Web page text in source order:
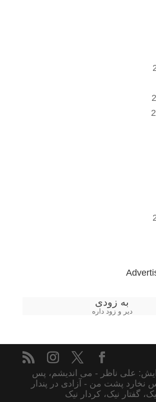
به زودی
دیر و زود داره
علی ناظر - می اندیشم، پس
پشت من - آزادی در پندار
گفتار نیک، کردار نیک